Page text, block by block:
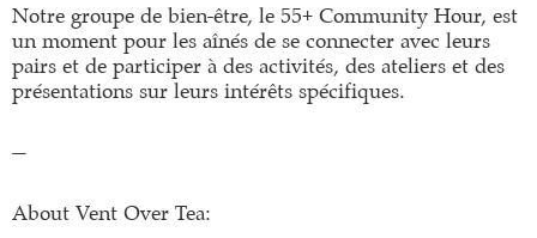
Notre groupe de bien-être, le 55+ Community Hour, est
un moment pour les aînés de se connecter avec leurs
pairs et de participer à des activités, des ateliers et des
présentations sur leurs intérêts spécifiques.
—
About Vent Over Tea: